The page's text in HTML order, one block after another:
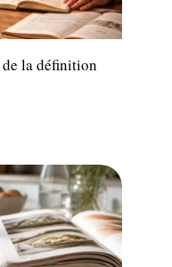
la définition